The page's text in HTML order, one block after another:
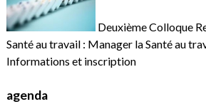
Deuxième Colloque
Santé au travail : Manager la Santé au
Informations et inscription
agenda